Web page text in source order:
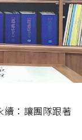
續：讓團隊跟著